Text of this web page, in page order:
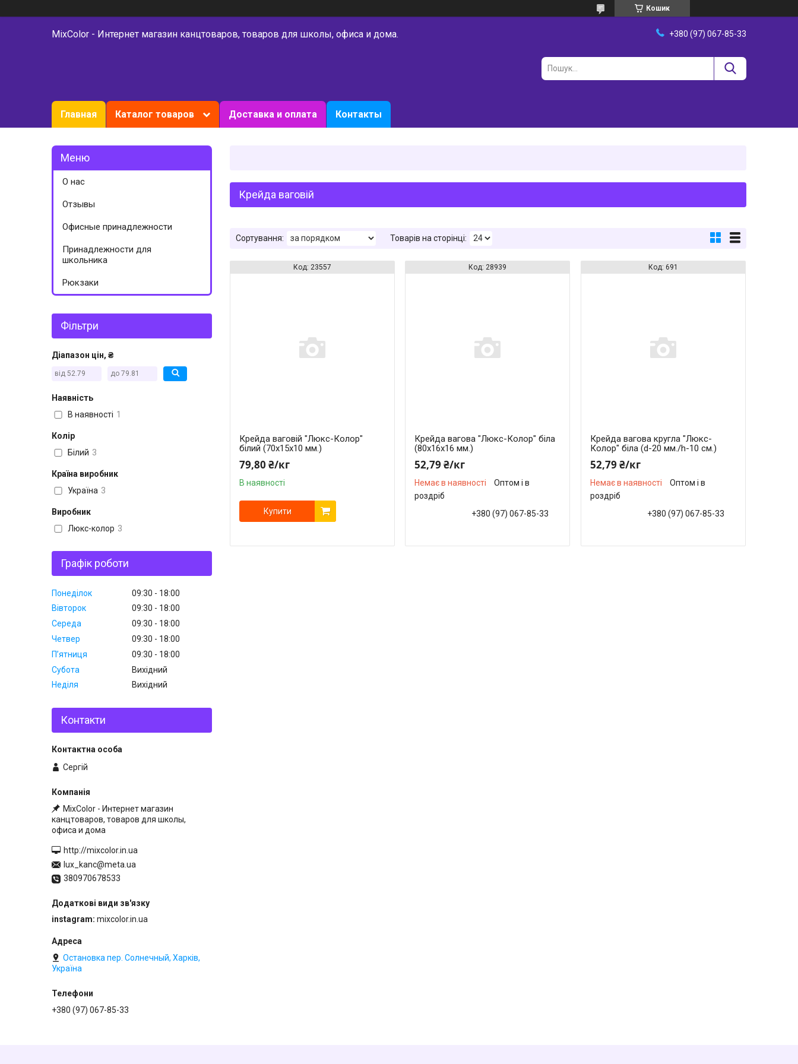
Кошик
MixColor - Интернет магазин канцтоваров, товаров для школы, офиса и дома. +380 (97) 067-85-33
Главная Каталог товаров Доставка и оплата Контакты
Крейда ваговій
23557
Крейда ваговій "Люкс-Колор"
білий (70x15x10 мм.)
79,80 ₴/кг
В наявності
Купити
28939
Крейда вагова "Люкс-Колор" біла
(80x16x16 мм.)
52,79 ₴/кг
Немає в наявності
Оптом і в
роздріб
+380 (97) 067-85-33
691
Крейда вагова кругла "Люкс-
Колор" біла (d-20 мм./h-10 см.)
52,79 ₴/кг
Немає в наявності
Оптом і в
роздріб
+380 (97) 067-85-33
О нас
Отзывы
Офисные принадлежности
Принадлежности для
школьника
Рюкзаки
Фільтри
Діапазон цін, ₴
Наявність
В наявності 1
Колір
Білий 3
Країна виробник
Україна 3
Виробник
Люкс-колор 3
Графік роботи
Понеділок 09:30
18:00
Вівторок
09:30
18:00
Середа
09:30
18:00
Четвер
09:30
18:00
Пʼятниця
09:30
18:00
Субота
Вихідний
Неділя
Вихідний
Контакти
Сергій
MixColor - Интернет магазин
канцтоваров, товаров для школы,
офиса и дома
http://mixcolor.in.ua
lux_kanc@meta.ua
380970678533
instagram mixcolor.in.ua
Остановка пер. Солнечный, Харків,
Україна
+380 (97) 067-85-33